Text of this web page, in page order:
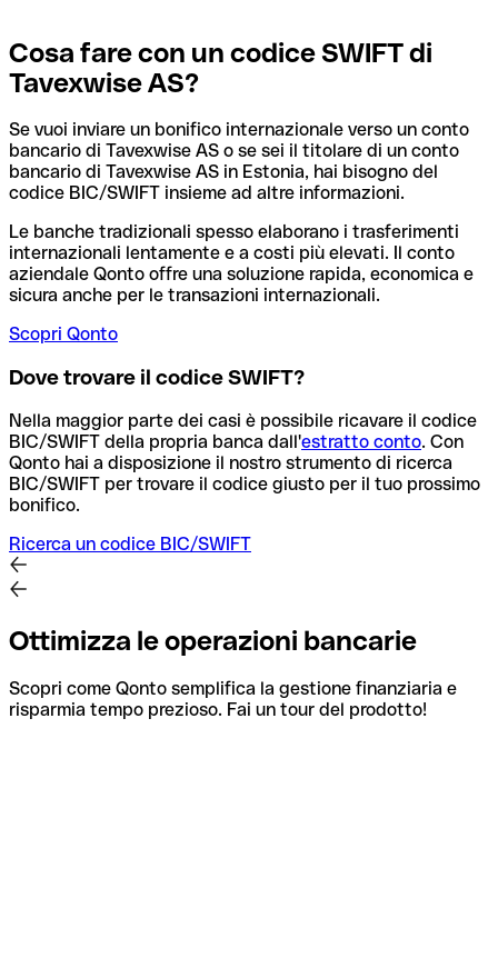
Cosa fare con un codice SWIFT di
Tavexwise AS?
Se vuoi inviare un bonifico internazionale verso un conto
bancario di Tavexwise AS o se sei il titolare di un conto
bancario di Tavexwise AS in Estonia, hai bisogno del
codice BIC/SWIFT insieme ad altre informazioni.
Le banche tradizionali spesso elaborano i trasferimenti
internazionali lentamente e a costi più elevati. Il conto
aziendale Qonto offre una soluzione rapida, economica e
sicura anche per le transazioni internazionali.
Scopri Qonto
Dove trovare il codice SWIFT?
Nella maggior parte dei casi è possibile ricavare il codice
BIC/SWIFT della propria banca dall'estratto conto. Con
Qonto hai a disposizione il nostro strumento di ricerca
BIC/SWIFT per trovare il codice giusto per il tuo prossimo
bonifico.
Ricerca un codice BIC/SWIFT
Ottimizza le operazioni bancarie
Scopri come Qonto semplifica la gestione finanziaria e
risparmia tempo prezioso. Fai un tour del prodotto!